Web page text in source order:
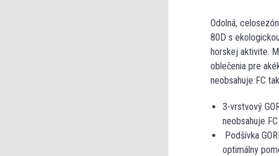
Odolná,
80D s
horskej aktivite.
oblečenia pre
neobsahuje FC
3-vrstvový
neobsahuje
Podšívka
optimálny